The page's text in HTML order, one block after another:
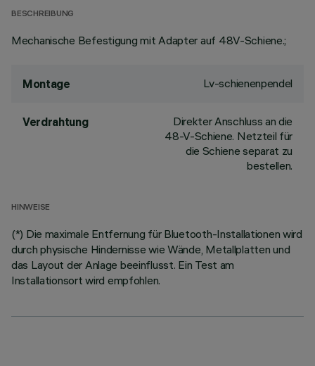
BESCHREIBUNG
Mechanische Befestigung mit Adapter auf 48V-Schiene.;
Montage Lv-schienenpendel
Verdrahtung
Direkter Anschluss an die
48-V-Schiene. Netzteil für
die Schiene separat zu
bestellen.
HINWEISE
(*) Die maximale Entfernung für Bluetooth-Installationen wird
durch physische Hindernisse wie Wände, Metallplatten und
das Layout der Anlage beeinflusst. Ein Test am
Installationsort wird empfohlen.